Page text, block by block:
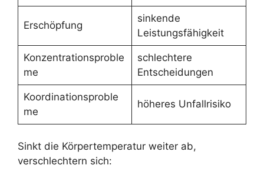
Erschöpfung
sinkende
Leistungsfähigkeit
Konzentrationsproble
me
schlechtere
Entscheidungen
Koordinationsproble
me
höheres Unfallrisiko
Sinkt die Körpertemperatur weiter ab,
verschlechtern sich: